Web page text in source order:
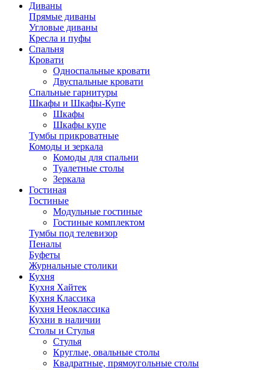
Диваны
Прямые диваны
Угловые диваны
Кресла и пуфы
Спальня
Кровати
Односпальные кровати
Двуспальные кровати
Спальные гарнитуры
Шкафы и Шкафы-Купе
Шкафы
Шкафы купе
Тумбы прикроватные
Комоды и зеркала
Комоды для спальни
Туалетные столы
Зеркала
Гостиная
Гостиные
Модульные гостиные
Гостиные комплектом
Тумбы под телевизор
Пеналы
Буфеты
Журнальные столики
Кухня
Кухня Хайтек
Кухня Классика
Кухня Неоклассика
Кухни в наличии
Столы и Стулья
Стулья
Круглые, овальные столы
Квадратные, прямоугольные столы